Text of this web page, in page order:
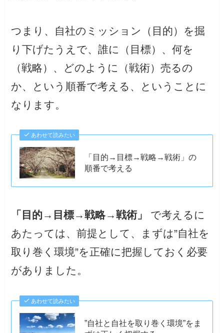
つまり、自社のミッション（目的）を掘
り下げたうえで、誰に（目標）、何を
（戦略）、どのように（戦術）売るの
か、という順番で考える、ということに
なります。
あわせて読みたい
「目的→目標→戦略→戦術」の
順番で考える
「目的→目標→戦略→戦術」
で考えるに
あたっては、前提として、まずは”自社を
取り巻く環境”を正確に把握しておく必要
がありました。
あわせて読みたい
”自社と自社を取り巻く環境”をま